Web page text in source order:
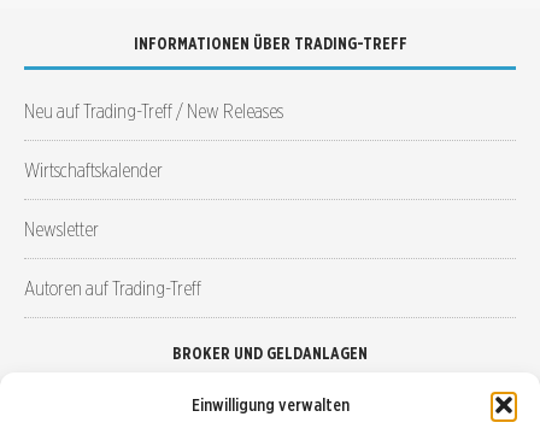
Einwilligung verwalten
INFORMATIONEN ÜBER TRADING-TREFF
Neu auf Trading-Treff / New Releases
Wirtschaftskalender
Newsletter
Autoren auf Trading-Treff
BROKER UND GELDANLAGEN